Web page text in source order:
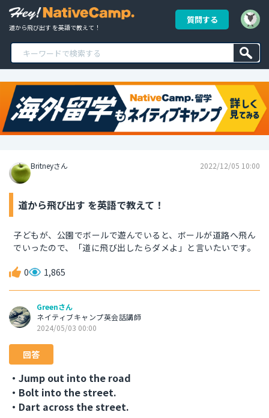
道から飛び出す を英語で教えて！
質問する
Britneyさん 2022/12/05 10:00
道から飛び出す を英語で教えて！
子どもが、公園でボールで遊んでいると、ボールが道路へ飛ん
でいったので、「道に飛び出したらダメよ」と言いたいです。
0 1,865
Greenさん
ネイティブキャンプ英会話講師
2024/05/03 00:00
回答
・Jump out into the road
・Bolt into the street.
・Dart across the street.